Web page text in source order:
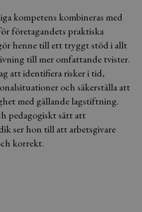
kompetens kombineras med
företagandets praktiska
henne till ett tryggt stöd i allt
till mer omfattande tvister.
att identifiera risker i tid,
och säkerställa att
med gällande lagstiftning.
pedagogiskt sätt att
ser hon till att arbetsgivare
korrekt.